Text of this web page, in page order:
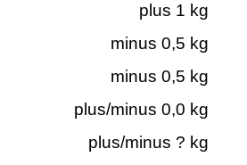
plus 1 kg
minus 0,5 kg
minus 0,5 kg
plus/minus 0,0 kg
plus/minus ? kg